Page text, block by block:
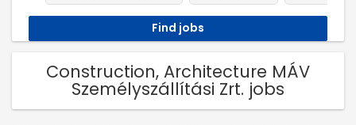
Construction, Architecture MÁV
Személyszállítási Zrt. jobs